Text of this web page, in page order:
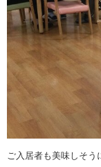
ご入居者も美味しそ